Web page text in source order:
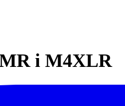
i M4XLR